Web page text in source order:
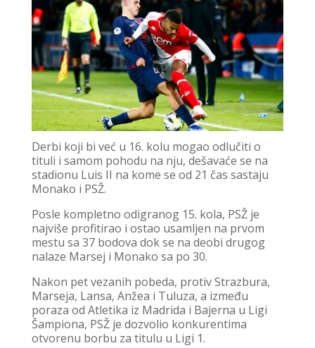
Derbi koji bi već u 16. kolu mogao odlučiti o
tituli i samom pohodu na nju, dešavaće se na
stadionu Luis II na kome se od 21 čas sastaju
Monako i PSŽ.
Posle kompletno odigranog 15. kola, PSŽ je
najviše profitirao i ostao usamljen na prvom
mestu sa 37 bodova dok se na deobi drugog
nalaze Marsej i Monako sa po 30.
Nakon pet vezanih pobeda, protiv Strazbura,
Marseja, Lansa, Anžea i Tuluza, a između
poraza od Atletika iz Madrida i Bajerna u Ligi
Šampiona, PSŽ je dozvolio konkurentima
otvorenu borbu za titulu u Ligi 1.